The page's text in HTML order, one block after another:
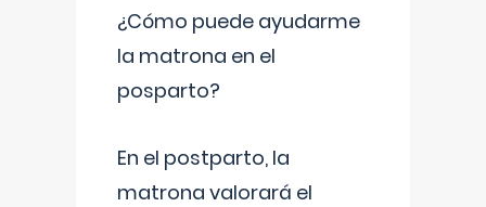
¿Cómo puede ayudarme
la matrona en el
posparto?
En el postparto, la
matrona valorará el